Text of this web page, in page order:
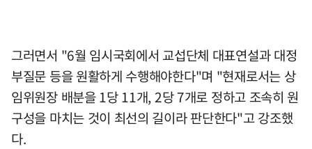
그러면서 "6월 임시국회에서 교섭단체 대표연설과 대정
부질문 등을 원활하게 수행해야한다"며 "현재로서는 상
임위원장 배분을 1당 11개, 2당 7개로 정하고 조속히 원
구성을 마치는 것이 최선의 길이라 판단한다"고 강조했
다.